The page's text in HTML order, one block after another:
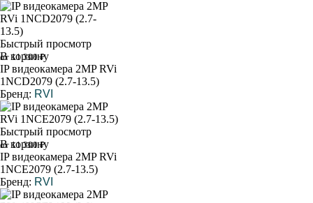
Быстрый просмотр
В корзину
от 11 300 ₽
IP видеокамера 2MP RVi
1NCD2079 (2.7-13.5)
Бренд: RVI
Быстрый просмотр
В корзину
от 11 300 ₽
IP видеокамера 2MP RVi
1NCE2079 (2.7-13.5)
Бренд: RVI